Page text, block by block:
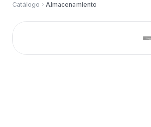
Catálogo Almacenamiento